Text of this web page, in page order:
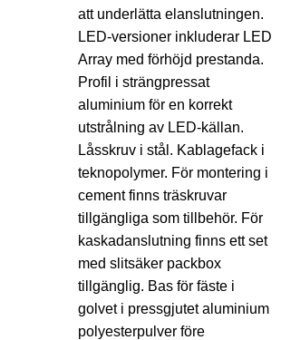
att underlätta elanslutningen.
LED-versioner inkluderar LED
Array med förhöjd prestanda.
Profil i strängpressat
aluminium för en korrekt
utstrålning av LED-källan.
Låsskruv i stål. Kablagefack i
teknopolymer. För montering i
cement finns träskruvar
tillgängliga som tillbehör. För
kaskadanslutning finns ett set
med slitsäker packbox
tillgänglig. Bas för fäste i
golvet i pressgjutet aluminium
polyesterpulver före